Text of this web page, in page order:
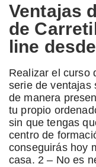
Ventajas
de
line
Realizar el curso
serie de ventajas
de manera
tu propio
sin que tengas
centro de
conseguirás hoy
casa. 2 – No es